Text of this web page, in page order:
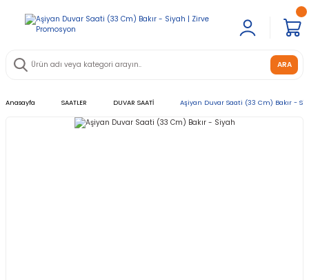
ARA
Anasayfa SAATLER DUVAR SAATİ Aşiyan Duvar Saati (33 Cm) Bakır -